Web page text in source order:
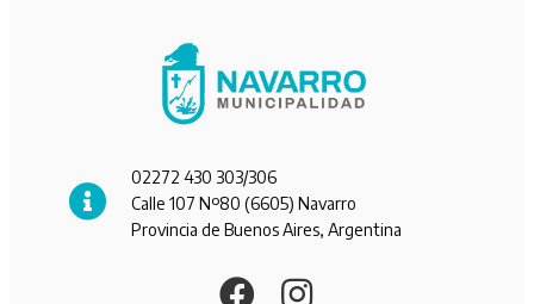
02272 430 303/306
Calle 107 Nº80 (6605) Navarro
Provincia de Buenos Aires, Argentina